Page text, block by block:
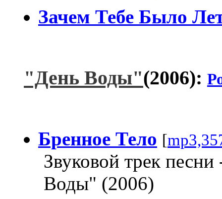
Зачем Тебе Было
"День Воды"(2006):
Бренное Тело [
Звуковой трек
Воды" (2006)